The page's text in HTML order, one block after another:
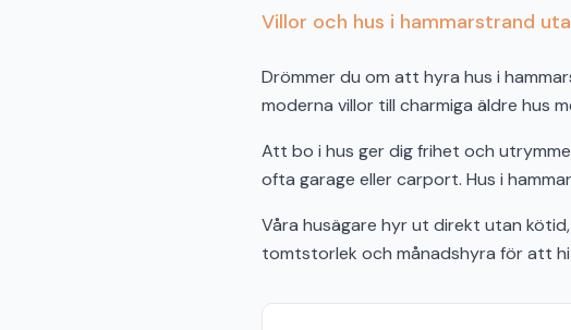
Villor och hus i hammarstrand
Drömmer du om att hyra hus i
moderna villor till charmiga äldre hus
Att bo i hus ger dig frihet och
ofta garage eller carport. Hus i
Våra husägare hyr ut direkt utan
tomtstorlek och månadshyra för att